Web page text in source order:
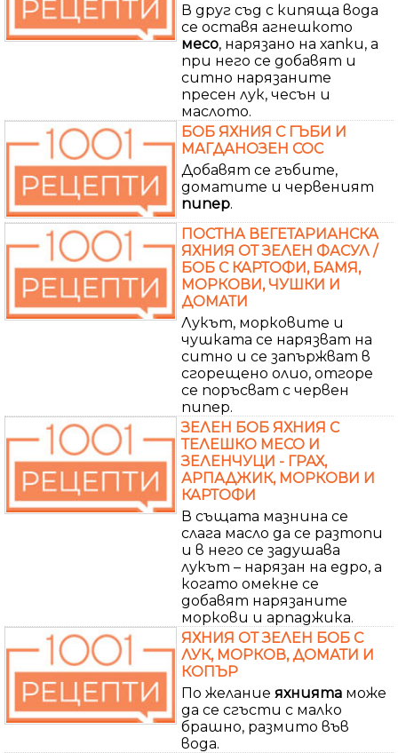
В друг съд с кипяща вода
се оставя агнешкото
месо, нарязано на хапки, а
при него се добавят и
ситно нарязаните
пресен лук, чесън и
маслото.
БОБ ЯХНИЯ С ГЪБИ И
МАГДАНОЗЕН СОС
Добавят се гъбите,
доматите и червеният
пипер.
ПОСТНА ВЕГЕТАРИАНСКА
ЯХНИЯ ОТ ЗЕЛЕН ФАСУЛ /
БОБ С КАРТОФИ, БАМЯ,
МОРКОВИ, ЧУШКИ И
ДОМАТИ
Лукът, морковите и
чушката се нарязват на
ситно и се запържват в
сгорещено олио, отгоре
се поръсват с червен
пипер.
ЗЕЛЕН БОБ ЯХНИЯ С
ТЕЛЕШКО МЕСО И
ЗЕЛЕНЧУЦИ - ГРАХ,
АРПАДЖИК, МОРКОВИ И
КАРТОФИ
В същата мазнина се
слага масло да се разтопи
и в него се задушава
лукът – нарязан на едро, а
когато омекне се
добавят нарязаните
моркови и арпаджика.
ЯХНИЯ ОТ ЗЕЛЕН БОБ С
ЛУК, МОРКОВ, ДОМАТИ И
КОПЪР
По желание яхнията може
да се сгъсти с малко
брашно, размито във
вода.